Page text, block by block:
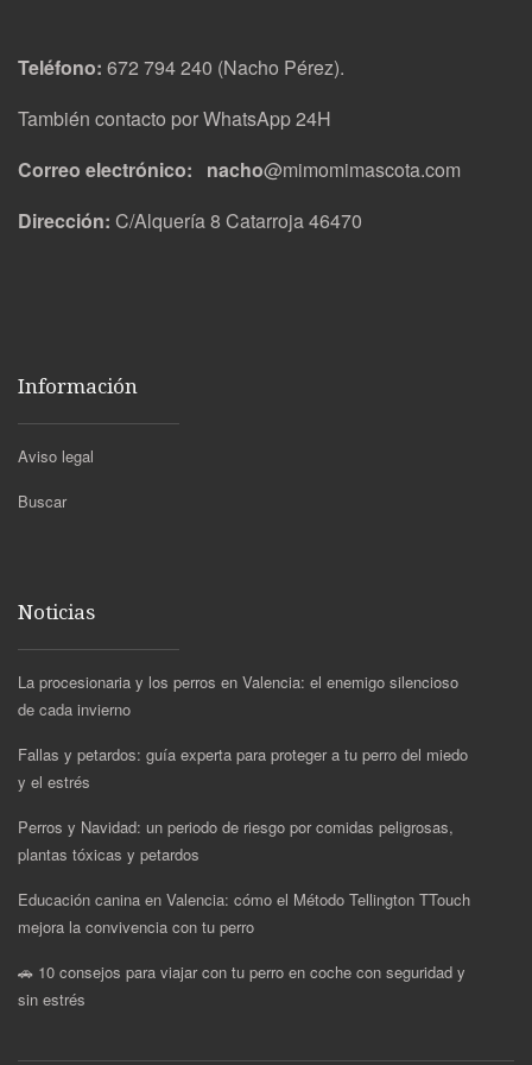
Teléfono: 672 794 240 (Nacho Pérez).
También contacto por WhatsApp 24H
Correo electrónico: nacho@mimomimascota.com
Dirección: C/Alquería 8 Catarroja 46470
Información
Aviso legal
Buscar
Noticias
La procesionaria y los perros en Valencia: el enemigo silencioso
de cada invierno
Fallas y petardos: guía experta para proteger a tu perro del miedo
y el estrés
Perros y Navidad: un periodo de riesgo por comidas peligrosas,
plantas tóxicas y petardos
Educación canina en Valencia: cómo el Método Tellington TTouch
mejora la convivencia con tu perro
🚗 10 consejos para viajar con tu perro en coche con seguridad y
sin estrés